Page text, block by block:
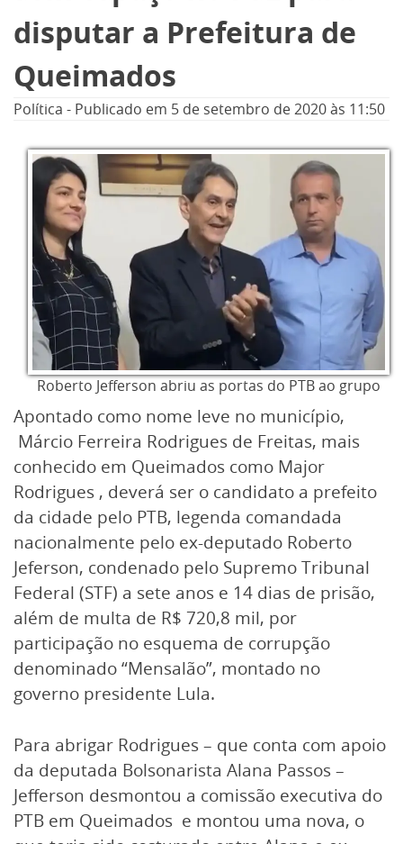
Informe especial
disputar a Prefeitura de
Queimados
Política - Publicado em 5 de setembro de 2020às 11:50
Roberto Jefferson abriu as portas do PTB ao grupo
Apontado como nome leve no município,
Márcio Ferreira Rodrigues de Freitas, mais
conhecido em Queimados como Major
Rodrigues , deverá ser o candidato a prefeito
da cidade pelo PTB, legenda comandada
nacionalmente pelo ex-deputado Roberto
Jeferson, condenado pelo Supremo Tribunal
Federal (STF) a sete anos e 14 dias de prisão,
além de multa de R$ 720,8 mil, por
participação no esquema de corrupção
denominado “Mensalão”, montado no
governo presidente Lula.
Para abrigar Rodrigues – que conta com apoio
da deputada Bolsonarista Alana Passos –
Jefferson desmontou a comissão executiva do
PTB em Queimados e montou uma nova, o